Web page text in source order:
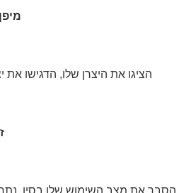
(1) זרבובית Seiko SPT מיפן
הציגו את היצרן שלו, הדגישו את
הסבר את מצב השימוש שלו בסין,